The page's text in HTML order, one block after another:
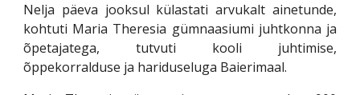
Nelja päeva jooksul külastati arvukalt ainetunde,
kohtuti Maria Theresia gümnaasiumi juhtkonna ja
õpetajatega, tutvuti kooli juhtimise,
õppekorralduse ja hariduseluga Baierimaal.